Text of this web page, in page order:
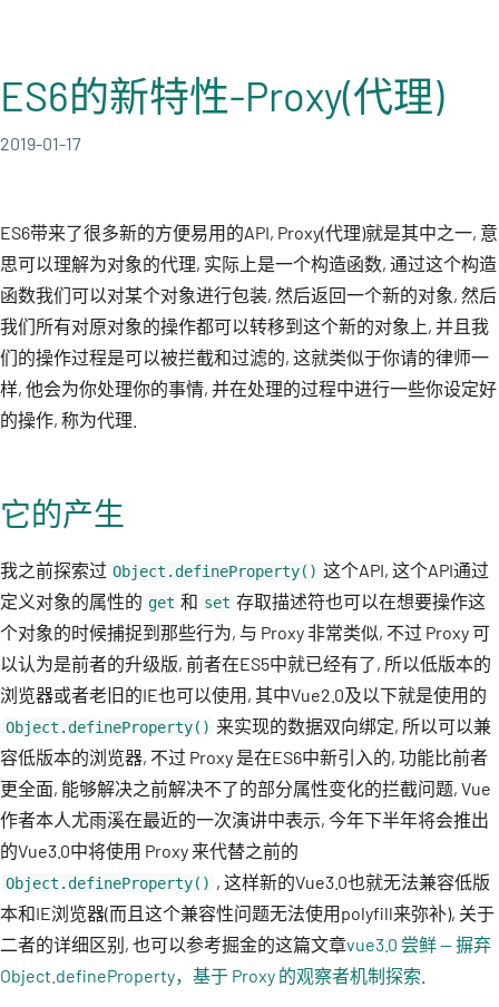
ES6的新特性-Proxy(代理)
2019-01-17
ES6带来了很多新的方便易用的API, Proxy(代理)就是其中之一, 意
思可以理解为对象的代理, 实际上是一个构造函数, 通过这个构造
函数我们可以对某个对象进行包装, 然后返回一个新的对象, 然后
我们所有对原对象的操作都可以转移到这个新的对象上, 并且我
们的操作过程是可以被拦截和过滤的, 这就类似于你请的律师一
样, 他会为你处理你的事情, 并在处理的过程中进行一些你设定好
的操作, 称为代理.
它的产生
我之前探索过 Object.defineProperty() 这个API, 这个API通过
定义对象的属性的 get 和 set 存取描述符也可以在想要操作这
个对象的时候捕捉到那些行为, 与 Proxy 非常类似, 不过 Proxy 可
以认为是前者的升级版, 前者在ES5中就已经有了, 所以低版本的
浏览器或者老旧的IE也可以使用, 其中Vue2.0及以下就是使用的
Object.defineProperty() 来实现的数据双向绑定, 所以可以兼
容低版本的浏览器, 不过 Proxy 是在ES6中新引入的, 功能比前者
更全面, 能够解决之前解决不了的部分属性变化的拦截问题, Vue
作者本人尤雨溪在最近的一次演讲中表示, 今年下半年将会推出
的Vue3.0中将使用 Proxy 来代替之前的
Object.defineProperty() , 这样新的Vue3.0也就无法兼容低版
本和IE浏览器(而且这个兼容性问题无法使用polyfill来弥补), 关于
二者的详细区别, 也可以参考掘金的这篇文章vue3.0 尝鲜 -- 摒弃
Object.defineProperty，基于 Proxy 的观察者机制探索